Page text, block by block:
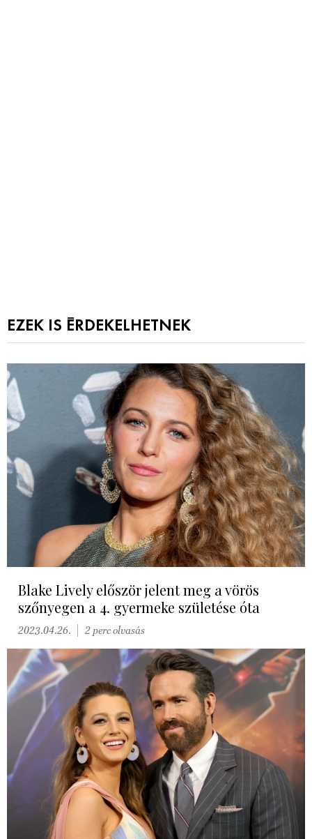
EZEK IS ÉRDEKELHETNEK
Blake Lively először jelent meg a vörös
szőnyegen a 4. gyermeke születése óta
2023.04.26. 2 perc olvasás